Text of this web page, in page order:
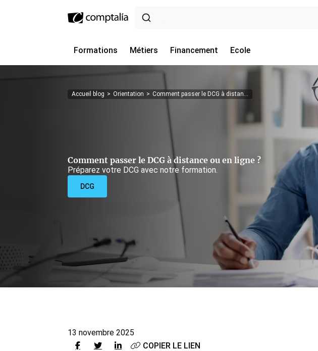
Formations Métiers Financement Ecole
Accueil blog > Orientation > Comment passer le DCG à distan...
Comment passer le DCG à distance ou en ligne ?
Préparez votre DCG avec notre formation.
DCG
13 novembre 2025
COPIER LE LIEN